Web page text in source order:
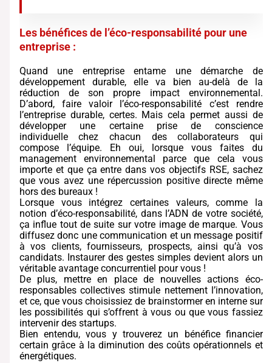
Les bénéfices de l’éco-responsabilité pour une
entreprise :
Quand une entreprise entame une démarche de
développement durable, elle va bien au-delà de la
réduction de son propre impact environnemental.
D’abord, faire valoir l’éco-responsabilité c’est rendre
l’entreprise durable, certes. Mais cela permet aussi de
développer une certaine prise de conscience
individuelle chez chacun des collaborateurs qui
compose l’équipe. Eh oui, lorsque vous faites du
management environnemental parce que cela vous
importe et que ça entre dans vos objectifs RSE, sachez
que vous avez une répercussion positive directe même
hors des bureaux !
Lorsque vous intégrez certaines valeurs, comme la
notion d’éco-responsabilité, dans l’ADN de votre société,
ça influe tout de suite sur votre image de marque. Vous
diffusez donc une communication et un message positif
à vos clients, fournisseurs, prospects, ainsi qu’à vos
candidats. Instaurer des gestes simples devient alors un
véritable avantage concurrentiel pour vous !
De plus, mettre en place de nouvelles actions éco-
responsables collectives stimule nettement l’innovation,
et ce, que vous choisissiez de brainstormer en interne sur
les possibilités qui s’offrent à vous ou que vous fassiez
intervenir des startups.
Bien entendu, vous y trouverez un bénéfice financier
certain grâce à la diminution des coûts opérationnels et
énergétiques.